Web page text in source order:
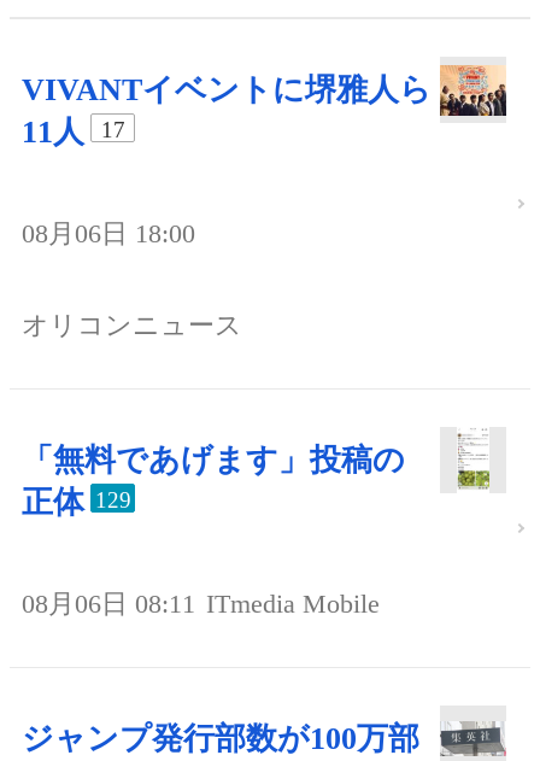
VIVANTイベントに堺雅人ら
11人
17
08月06日 18:00
オリコンニュース
「無料であげます」投稿の
正体 129
08月06日 08:11 ITmedia Mobile
ジャンプ発行部数が100万部